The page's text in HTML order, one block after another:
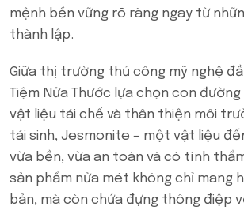
mệnh bền vững rõ ràng ngay từ
thành lập.
Giữa thị trường thủ công mỹ nghệ
Tiệm Nửa Thước lựa chọn con
vật liệu tái chế và thân thiện môi
tái sinh, Jesmonite – một vật liệu
vừa bền, vừa an toàn và có tính
sản phẩm nửa mét không chỉ mang
bản, mà còn chứa đựng thông điệp